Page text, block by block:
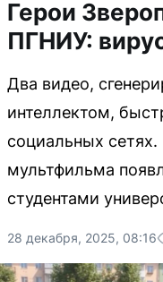
Герои
ПГНИУ:
Два видео,
интеллектом,
социальных
мультфильма
студентами
28 декабря, 2025, 08:16